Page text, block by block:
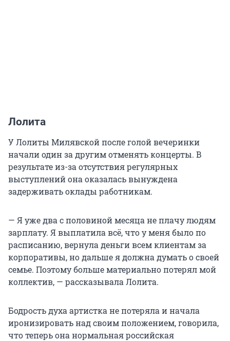
Лолита
У Лолиты Милявской после голой вечеринки
начали один за другим отменять концерты. В
результате из-за отсутствия регулярных
выступлений она оказалась вынуждена
задерживать оклады работникам.
— Я уже два с половиной месяца не плачу людям
зарплату. Я выплатила всё, что у меня было по
расписанию, вернула деньги всем клиентам за
корпоративы, но дальше я должна думать о своей
семье. Поэтому больше материально потерял мой
коллектив, — рассказывала Лолита.
Бодрость духа артистка не потеряла и начала
иронизировать над своим положением, говорила,
что теперь она нормальная российская